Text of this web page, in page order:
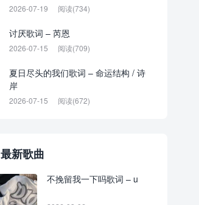
2026-07-19 阅读(734)
讨厌歌词 – 芮恩
2026-07-15 阅读(709)
夏日尽头的我们歌词 – 命运结构 / 诗
岸
2026-07-15 阅读(672)
最新歌曲
不挽留我一下吗歌词 – u